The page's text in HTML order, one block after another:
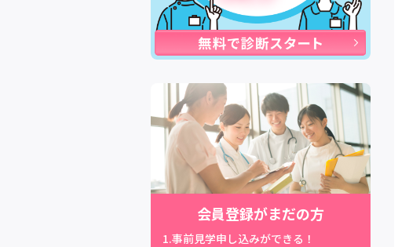
会員登録がまだの方
1.事前見学申し込みができる！